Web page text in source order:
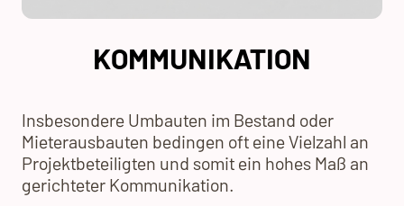
KOMMUNIKATION
Insbesondere Umbauten im Bestand oder
Mieterausbauten bedingen oft eine Vielzahl an
Projektbeteiligten und somit ein hohes Maß an
gerichteter Kommunikation.